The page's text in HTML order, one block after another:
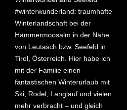
#winterwunderland: traumhafte
Winterlandschaft bei der
Hämmermoosalm in der Nähe
von Leutasch bzw. Seefeld in
Tirol, Österreich. Hier habe ich
mit der Familie einen
fantastischen Winterurlaub mit
Ski, Rodel, Langlauf und vielen
mehr verbracht – und gleich